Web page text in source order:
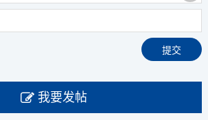
我要发帖